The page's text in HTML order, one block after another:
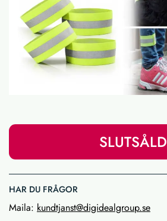
SLUTSÅLD
HAR DU FRÅGOR
Maila: kundtjanst@digidealgroup.se